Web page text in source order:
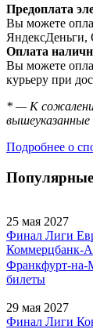
Предоплата
Вы можете
ЯндексДеньги,
Оплата
Вы можете
курьеру при
* — К
Подробнее о
25 мая 2027
Финал Лиги
Коммерцбанк-
Франкфурт-на-
билеты
29 мая 2027
Финал Лиги